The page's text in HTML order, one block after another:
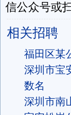
信公众号或
相关招聘
福田区某
深圳市宝
数名
深圳市南